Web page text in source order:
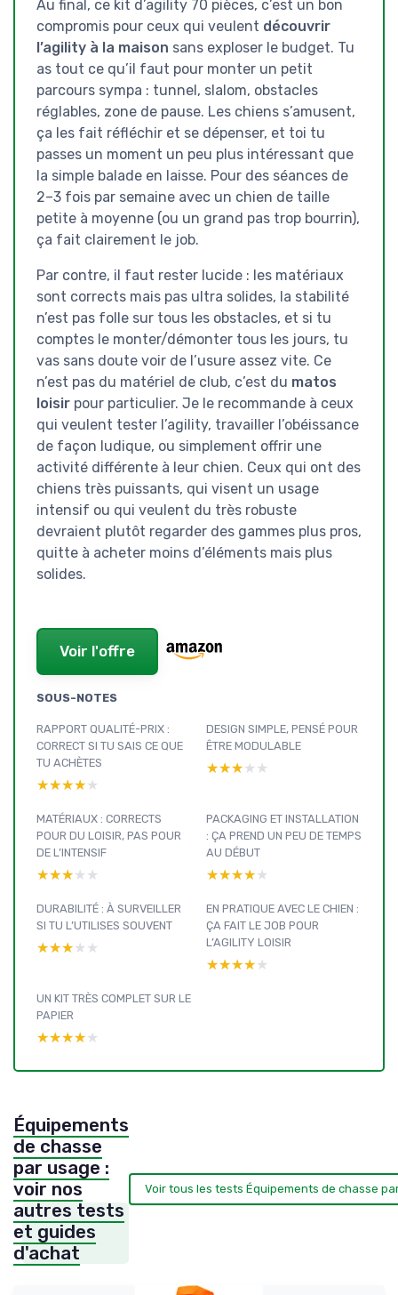
Au final, ce kit d’agility 70 pièces, c’est un bon
compromis pour ceux qui veulent découvrir
l’agility à la maison sans exploser le budget. Tu
as tout ce qu’il faut pour monter un petit
parcours sympa : tunnel, slalom, obstacles
réglables, zone de pause. Les chiens s’amusent,
ça les fait réfléchir et se dépenser, et toi tu
passes un moment un peu plus intéressant que
la simple balade en laisse. Pour des séances de
2–3 fois par semaine avec un chien de taille
petite à moyenne (ou un grand pas trop bourrin),
ça fait clairement le job.
Par contre, il faut rester lucide : les matériaux
sont corrects mais pas ultra solides, la stabilité
n’est pas folle sur tous les obstacles, et si tu
comptes le monter/démonter tous les jours, tu
vas sans doute voir de l’usure assez vite. Ce
n’est pas du matériel de club, c’est du matos
loisir pour particulier. Je le recommande à ceux
qui veulent tester l’agility, travailler l’obéissance
de façon ludique, ou simplement offrir une
activité différente à leur chien. Ceux qui ont des
chiens très puissants, qui visent un usage
intensif ou qui veulent du très robuste
devraient plutôt regarder des gammes plus pros,
quitte à acheter moins d’éléments mais plus
solides.
Voir l'offre
SOUS-NOTES
RAPPORT QUALITÉ-PRIX :
CORRECT SI TU SAIS CE QUE
TU ACHÈTES
★★★★★
★★★★★
DESIGN SIMPLE, PENSÉ POUR
ÊTRE MODULABLE
★★★★★
★★★★★
MATÉRIAUX : CORRECTS
POUR DU LOISIR, PAS POUR
DE L’INTENSIF
★★★★★
★★★★★
PACKAGING ET INSTALLATION
: ÇA PREND UN PEU DE TEMPS
AU DÉBUT
★★★★★
★★★★★
DURABILITÉ : À SURVEILLER
SI TU L’UTILISES SOUVENT
★★★★★
★★★★★
EN PRATIQUE AVEC LE CHIEN :
ÇA FAIT LE JOB POUR
L’AGILITY LOISIR
★★★★★
★★★★★
UN KIT TRÈS COMPLET SUR LE
PAPIER
★★★★★
★★★★★
Équipements
de chasse
par usage :
voir nos
autres tests
et guides
d'achat
Voir tous les tests Équipements de chasse